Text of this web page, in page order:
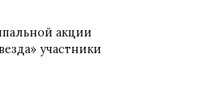
акции
участники